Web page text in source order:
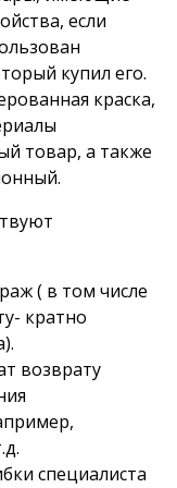
если
купил его.
краска,
товар, а также
( в том числе
кратно
возврату
специалиста